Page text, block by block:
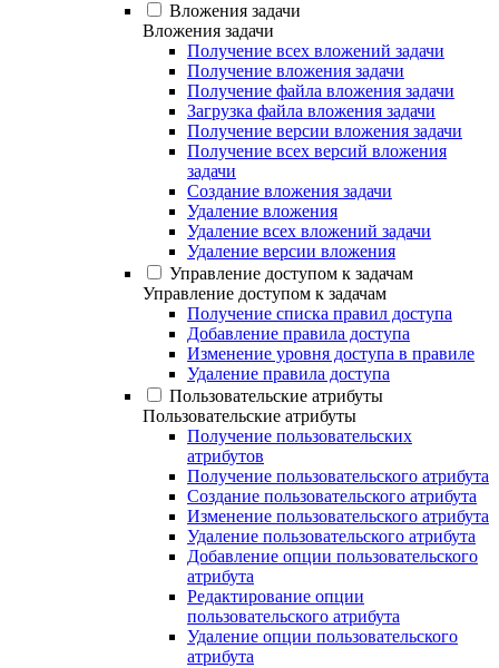
Вложения задачи
Вложения задачи
Получение всех вложений задачи
Получение вложения задачи
Получение файла вложения задачи
Загрузка файла вложения задачи
Получение версии вложения задачи
Получение всех версий вложения
задачи
Создание вложения задачи
Удаление вложения
Удаление всех вложений задачи
Удаление версии вложения
Управление доступом к задачам
Управление доступом к задачам
Получение списка правил доступа
Добавление правила доступа
Изменение уровня доступа в правиле
Удаление правила доступа
Пользовательские атрибуты
Пользовательские атрибуты
Получение пользовательских
атрибутов
Получение пользовательского атрибута
Создание пользовательского атрибута
Изменение пользовательского атрибута
Удаление пользовательского атрибута
Добавление опции пользовательского
атрибута
Редактирование опции
пользовательского атрибута
Удаление опции пользовательского
атрибута